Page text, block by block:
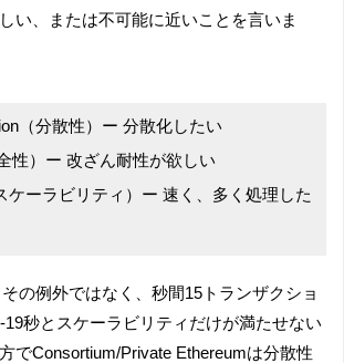
い、または不可能に近いことを言いま
（分散性）ー 分散化したい
性）ー 改ざん耐性が欲しい
ケーラビリティ）ー 速く、多く処理した
の例外ではなく、秒間15トランザクショ
19秒とスケーラビリティだけが満たせない
でConsortium/Private Ethereumは分散性